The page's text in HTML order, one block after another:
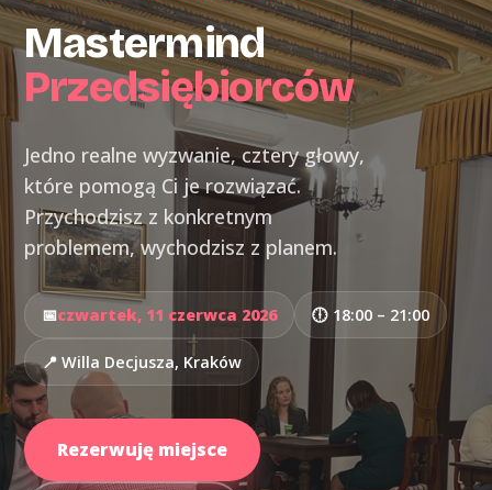
Mastermind
Przedsiębiorców
Jedno realne wyzwanie, cztery głowy,
które pomogą Ci je rozwiązać.
Przychodzisz z konkretnym
problemem, wychodzisz z planem.
📅czwartek, 11 czerwca 2026 🕕 18:00 – 21:00
📍 Willa Decjusza, Kraków
Rezerwuję miejsce